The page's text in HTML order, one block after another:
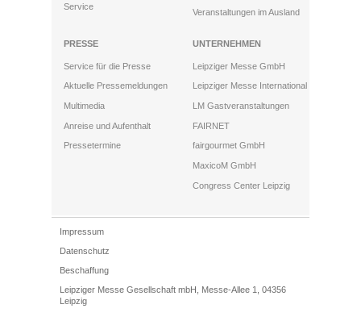
Service
Veranstaltungen im Ausland
PRESSE
Service für die Presse
Aktuelle Pressemeldungen
Multimedia
Anreise und Aufenthalt
Pressetermine
UNTERNEHMEN
Leipziger Messe GmbH
Leipziger Messe International
LM Gastveranstaltungen
FAIRNET
fairgourmet GmbH
MaxicoM GmbH
Congress Center Leipzig
Impressum
Datenschutz
Beschaffung
Leipziger Messe Gesellschaft mbH, Messe-Allee 1, 04356
Leipzig